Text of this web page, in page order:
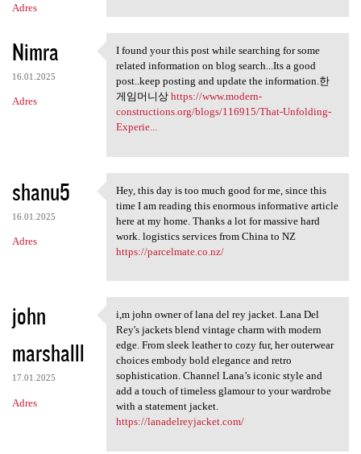
Adres
Nimra
16.01.2025
Adres
I found your this post while
I found your this post while searching for some
related information on blog search...Its a good
post..keep posting and update the information.한
게임머니상 https://www.modern-
constructions.org/blogs/116915/That-Unfolding-
Experie...
shanu5
16.01.2025
Adres
Hey, this day is too much
Hey, this day is too much good for me, since this
time I am reading this enormous informative article
here at my home. Thanks a lot for massive hard
work. logistics services from China to NZ
https://parcelmate.co.nz/
john
marshalll
17.01.2025
Adres
i,m john owner of lana del
i,m john owner of lana del rey jacket. Lana Del
Rey's jackets blend vintage charm with modern
edge. From sleek leather to cozy fur, her outerwear
choices embody bold elegance and retro
sophistication. Channel Lana’s iconic style and
add a touch of timeless glamour to your wardrobe
with a statement jacket.
https://lanadelreyjacket.com/